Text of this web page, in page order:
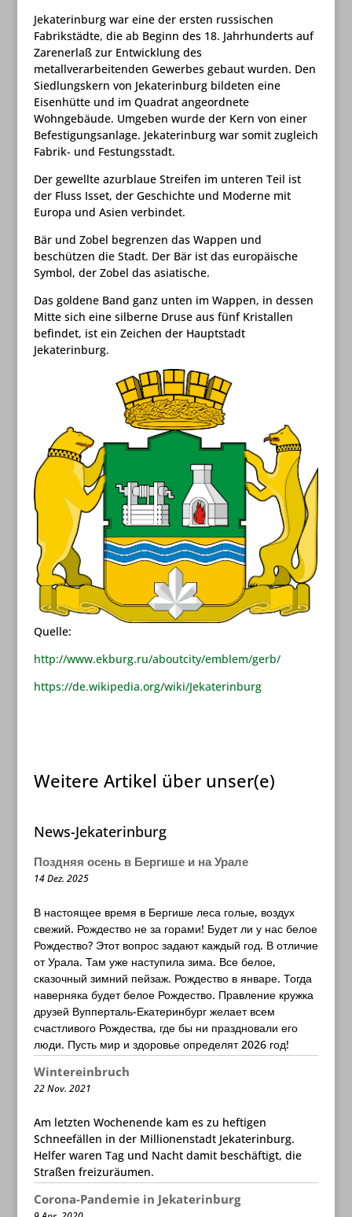
Jekaterinburg war eine der ersten russischen
Fabrikstädte, die ab Beginn des 18. Jahrhunderts auf
Zarenerlaß zur Entwicklung des
metallverarbeitenden Gewerbes gebaut wurden. Den
Siedlungskern von Jekaterinburg bildeten eine
Eisenhütte und im Quadrat angeordnete
Wohngebäude. Umgeben wurde der Kern von einer
Befestigungsanlage. Jekaterinburg war somit zugleich
Fabrik- und Festungsstadt.
Der gewellte azurblaue Streifen im unteren Teil ist
der Fluss Isset, der Geschichte und Moderne mit
Europa und Asien verbindet.
Bär und Zobel begrenzen das Wappen und
beschützen die Stadt. Der Bär ist das europäische
Symbol, der Zobel das asiatische.
Das goldene Band ganz unten im Wappen, in dessen
Mitte sich eine silberne Druse aus fünf Kristallen
befindet, ist ein Zeichen der Hauptstadt
Jekaterinburg.
Quelle:
http://www.ekburg.ru/aboutcity/emblem/gerb/
https://de.wikipedia.org/wiki/Jekaterinburg
Weitere Artikel über unser(e)
News-Jekaterinburg
Поздняя осень в Бергише и на Урале
14 Dez. 2025
В настоящее время в Бергише леса голые, воздух
свежий. Рождество не за горами! Будет ли у нас белое
Рождество? Этот вопрос задают каждый год. В отличие
от Урала. Там уже наступила зима. Все белое,
сказочный зимний пейзаж. Рождество в январе. Тогда
наверняка будет белое Рождество. Правление кружка
друзей Вупперталь-Екатеринбург желает всем
счастливого Рождества, где бы ни праздновали его
люди. Пусть мир и здоровье определят 2026 год!
Wintereinbruch
22 Nov. 2021
Am letzten Wochenende kam es zu heftigen
Schneefällen in der Millionenstadt Jekaterinburg.
Helfer waren Tag und Nacht damit beschäftigt, die
Straßen freizuräumen.
Corona-Pandemie in Jekaterinburg